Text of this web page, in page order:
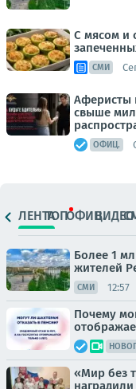
С мясом и
СМИ
Аферисты
свыше
ОФИЦ.
ЛЕНТАТОПОФИЦ.ВИДЕО
Более 1
жителей
СМИ 12:57
Почему
«Мир без